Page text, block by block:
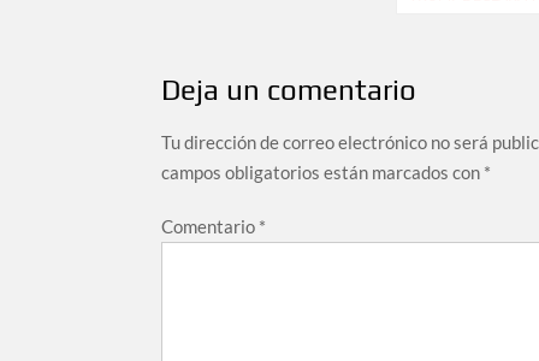
Deja un comentario
Tu dirección de correo electrónico no será
campos obligatorios están marcados con *
Comentario *